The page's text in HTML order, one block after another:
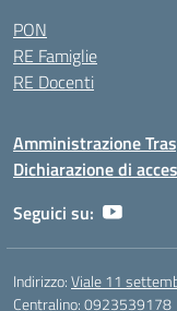
PON
RE Famiglie
RE Docenti
Amministrazione
Dichiarazione di
Seguici su:
Indirizzo:Viale 11
Centralino:0923539178